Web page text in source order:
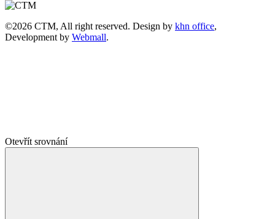
©2026 CTM, All right reserved. Design by khn office,
Development by Webmall.
Otevřít srovnání